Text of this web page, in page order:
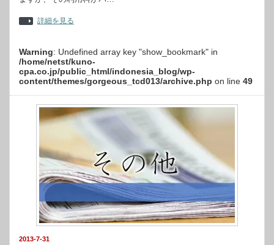
詳細を見る
Warning: Undefined array key "show_bookmark" in
/home/netst/kuno-
cpa.co.jp/public_html/indonesia_blog/wp-
content/themes/gorgeous_tcd013/archive.php on line 49
2013-7-31